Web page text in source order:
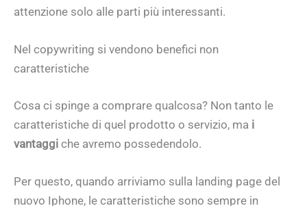
attenzione solo alle parti più interessanti.
Nel copywriting si vendono benefici non
caratteristiche
Cosa ci spinge a comprare qualcosa? Non tanto le
caratteristiche di quel prodotto o servizio, ma i
vantaggi che avremo possedendolo.
Per questo, quando arriviamo sulla landing page del
nuovo Iphone, le caratteristiche sono sempre in